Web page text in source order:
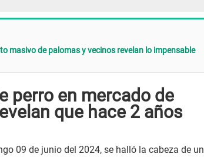
masivo de palomas y vecinos revelan lo impensable
perro en mercado de
que hace 2 años
09 de junio del 2024, se halló la cabeza de un